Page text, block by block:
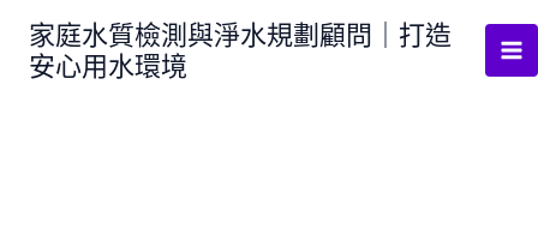
家庭水質檢測與淨水規劃顧問｜打造
安心用水環境